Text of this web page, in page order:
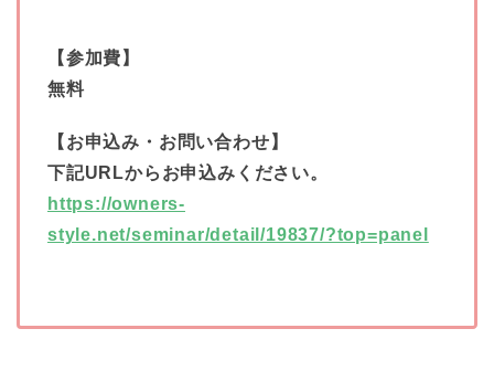
【参加費】
無料
【お申込み・お問い合わせ】
下記URLからお申込みください。
https://owners-
style.net/seminar/detail/19837/?top=panel